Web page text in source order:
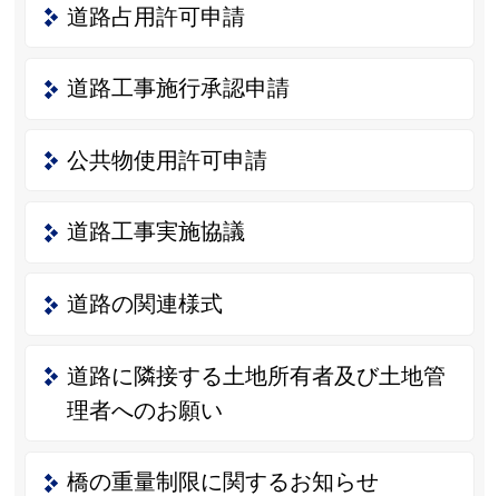
道路占用許可申請
道路工事施行承認申請
公共物使用許可申請
道路工事実施協議
道路の関連様式
道路に隣接する土地所有者及び土地管
理者へのお願い
橋の重量制限に関するお知らせ